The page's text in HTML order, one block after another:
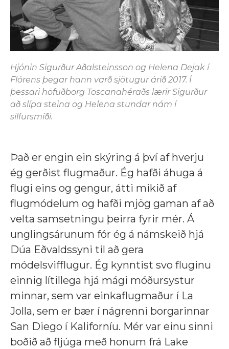
Hjónin Sigurður Aðalsteinsson og Helena Dejak í
Flórens þegar hann varð sjötugur árið 2017. Í
þessari höfuðborg Toscanahéraðs lærir Sigurður
að slípa steina og Helena stundar nám í
silfursmíði.
Það er engin ein skýring á því af hverju
ég gerðist flugmaður. Ég hafði áhuga á
flugi eins og gengur, átti mikið af
flugmódelum og hafði mjög gaman af að
velta samsetningu þeirra fyrir mér. Á
unglingsárunum fór ég á námskeið hjá
Dúa Eðvaldssyni til að gera
módelsvifflugur. Ég kynntist svo fluginu
einnig lítillega hjá mági móðursystur
minnar, sem var einkaflugmaður í La
Jolla, sem er bær í nágrenni borgarinnar
San Diego í Kaliforníu. Mér var einu sinni
boðið að fljúga með honum frá Lake